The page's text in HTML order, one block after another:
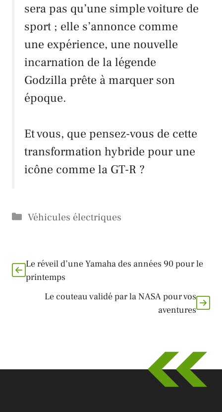
sera pas qu’une simple voiture de
sport ; elle s’annonce comme
une expérience, une nouvelle
incarnation de la légende
Godzilla prête à marquer son
époque.
Et vous, que pensez-vous de cette
transformation hybride pour une
icône comme la GT-R ?
Catégories
Véhicules électriques
Le réveil d’une Yamaha des années 90 pour le
printemps
Le couteau validé par la NASA pour vos
aventures